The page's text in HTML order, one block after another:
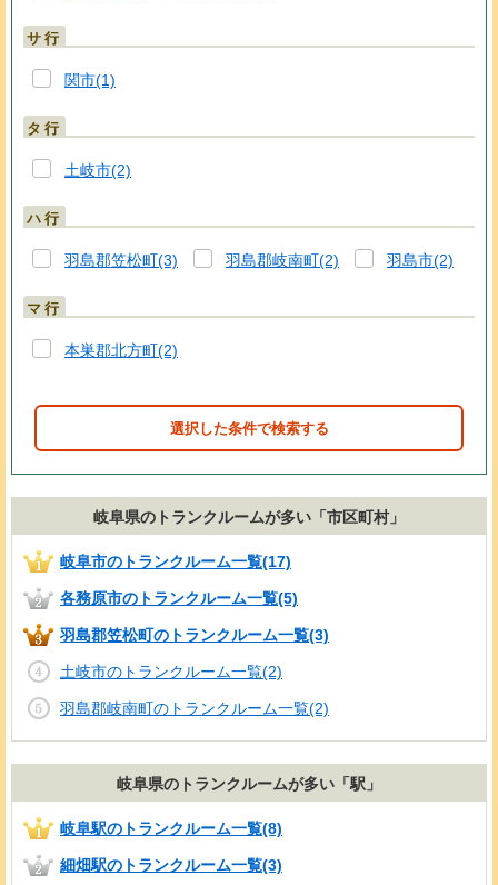
サ行
関市(1)
タ行
土岐市(2)
ハ行
羽島郡笠松町(3) 羽島郡岐南町(2) 羽島市(2)
マ行
本巣郡北方町(2)
選択した条件で検索する
岐阜県のトランクルームが多い「市区町村」
岐阜市のトランクルーム一覧(17)
各務原市のトランクルーム一覧(5)
羽島郡笠松町のトランクルーム一覧(3)
土岐市のトランクルーム一覧(2)
羽島郡岐南町のトランクルーム一覧(2)
岐阜県のトランクルームが多い「駅」
岐阜駅のトランクルーム一覧(8)
細畑駅のトランクルーム一覧(3)